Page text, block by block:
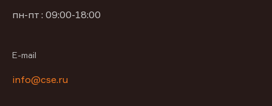
пн-пт : 09:00-18:00
E-mail
info@cse.ru